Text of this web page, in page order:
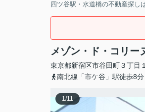
四ツ谷駅・水道橋の不動産探し
メゾン・ド・コリー
東京都新宿区市谷田町３丁目
南北線「市ケ谷」駅徒歩8分
1/11